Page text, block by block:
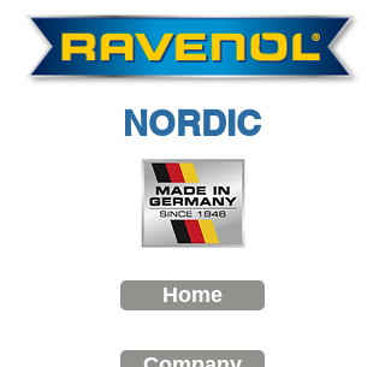
NORDIC
Home